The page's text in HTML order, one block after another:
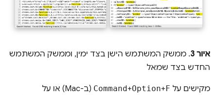
איור 3
. ממשק המשתמש הישן בצד ימין, וממשק המשתמש
החדש בצד שמאל
מקישים על Command+Option+F (ב-Mac) או על